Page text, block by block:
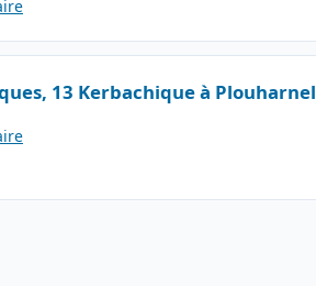
13 Kerbachique à Plouharnel